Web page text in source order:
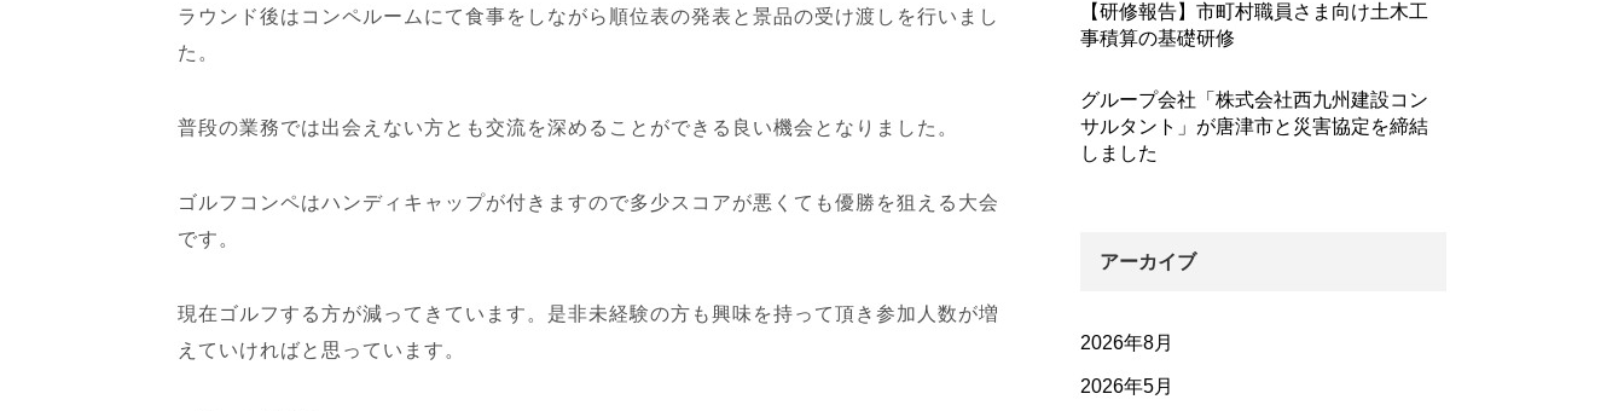
ラウンド後はコンペルームにて食事をしながら順位表の発表と景品の受け渡しを行いまし
た。
普段の業務では出会えない方とも交流を深めることができる良い機会となりました。
ゴルフコンペはハンディキャップが付きますので多少スコアが悪くても優勝を狙える大会
です。
現在ゴルフする方が減ってきています。是非未経験の方も興味を持って頂き参加人数が増
えていければと思っています。
【研修報告】市町村職員さま向け土木工
事積算の基礎研修
グループ会社「株式会社西九州建設コン
サルタント」が唐津市と災害協定を締結
しました
アーカイブ
2026年8月
2026年5月